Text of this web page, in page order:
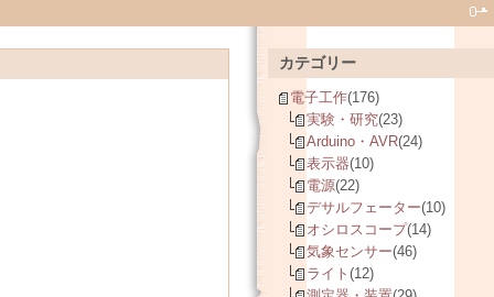
カテゴリー
電子工作(176)
実験・研究(23)
Arduino・AVR(24)
表示器(10)
電源(22)
デサルフェーター(10)
オシロスコープ(14)
気象センサー(46)
ライト (12)